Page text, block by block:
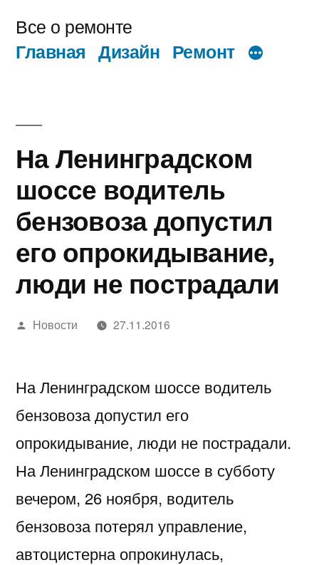
содержимому
Все о ремонте
Главная Дизайн Ремонт
На Ленинградском
шоссе водитель
бензовоза допустил
его опрокидывание,
люди не пострадали
Написано
Новости 27.11.2016
На Ленинградском шоссе водитель
бензовоза допустил его
опрокидывание, люди не пострадали.
На Ленинградском шоссе в субботу
вечером, 26 ноября, водитель
бензовоза потерял управление,
автоцистерна опрокинулась,